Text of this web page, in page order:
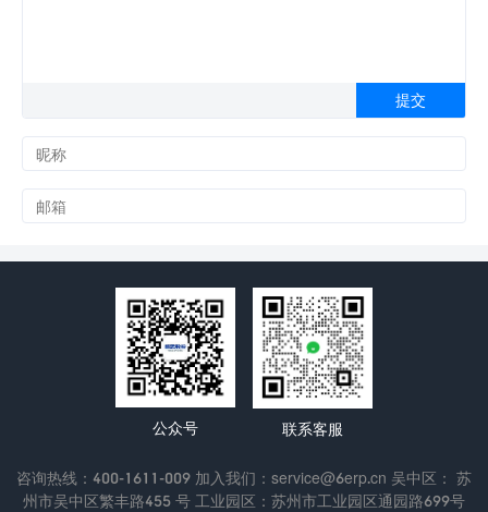
公众号 联系客服
咨询热线：400-1611-009 加入我们：service@6erp.cn 吴中区： 苏
州市吴中区繁丰路455 号 工业园区：苏州市工业园区通园路699号